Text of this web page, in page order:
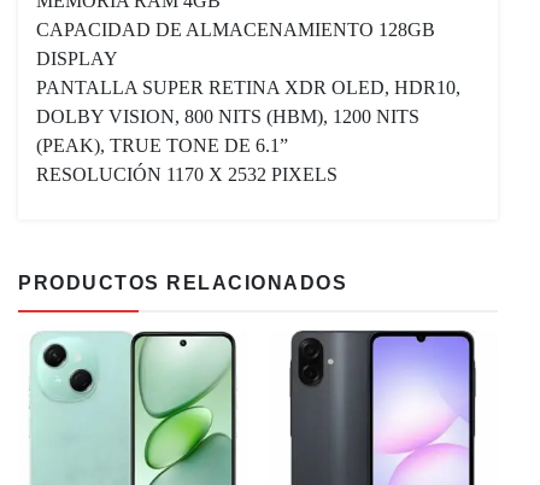
CAPACIDAD DE ALMACENAMIENTO 128GB
DISPLAY
PANTALLA SUPER RETINA XDR OLED, HDR10,
DOLBY VISION, 800 NITS (HBM), 1200 NITS
(PEAK), TRUE TONE DE 6.1”
RESOLUCIÓN 1170 X 2532 PIXELS
PRODUCTOS RELACIONADOS